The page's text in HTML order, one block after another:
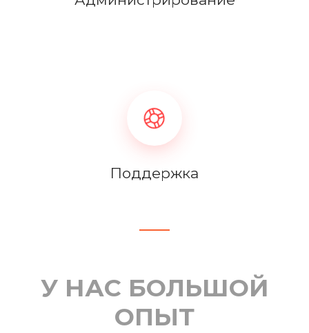
Поддержка
У НАС БОЛЬШОЙ
ОПЫТ